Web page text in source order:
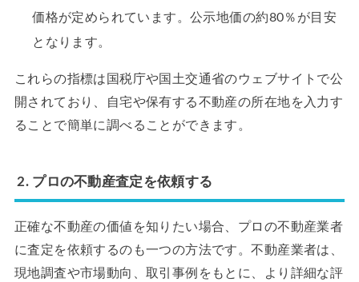
価格が定められています。公示地価の約80％が目安
となります。
これらの指標は国税庁や国土交通省のウェブサイトで公
開されており、自宅や保有する不動産の所在地を入力す
ることで簡単に調べることができます。
2. プロの不動産査定を依頼する
正確な不動産の価値を知りたい場合、プロの不動産業者
に査定を依頼するのも一つの方法です。不動産業者は、
現地調査や市場動向、取引事例をもとに、より詳細な評